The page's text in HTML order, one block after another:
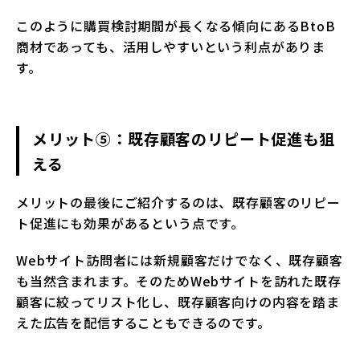
このように購買検討期間が長くなる傾向にあるBtoB
商材であっても、活用しやすいという利点がありま
す。
メリット⑤：既存顧客のリピート促進も狙
える
メリットの最後にご紹介するのは、既存顧客のリピー
ト促進にも効果があるという点です。
Webサイト訪問者には新規顧客だけでなく、既存顧客
も当然含まれます。そのためWebサイトを訪れた既存
顧客に絞ってリスト化し、既存顧客向けの内容を踏ま
えた広告を配信することもできるのです。